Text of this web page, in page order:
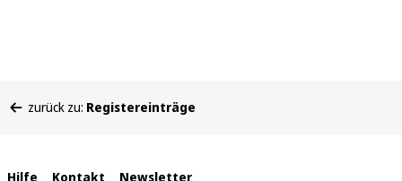
befinden
zurück zu: Registereinträge
Hilfe Kontakt Newsletter